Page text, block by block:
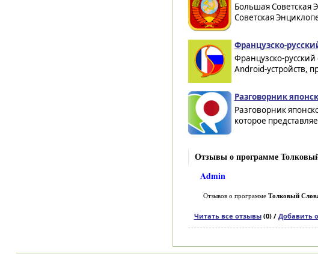
Большая Советская
Советская
Французско-
Французско-
Android-устройств,
Разговорник
Разговорник
которое
Отзывы о программе
Admin
Отзывов о программе Толковый
Читать все отзывы(0) / Добавить